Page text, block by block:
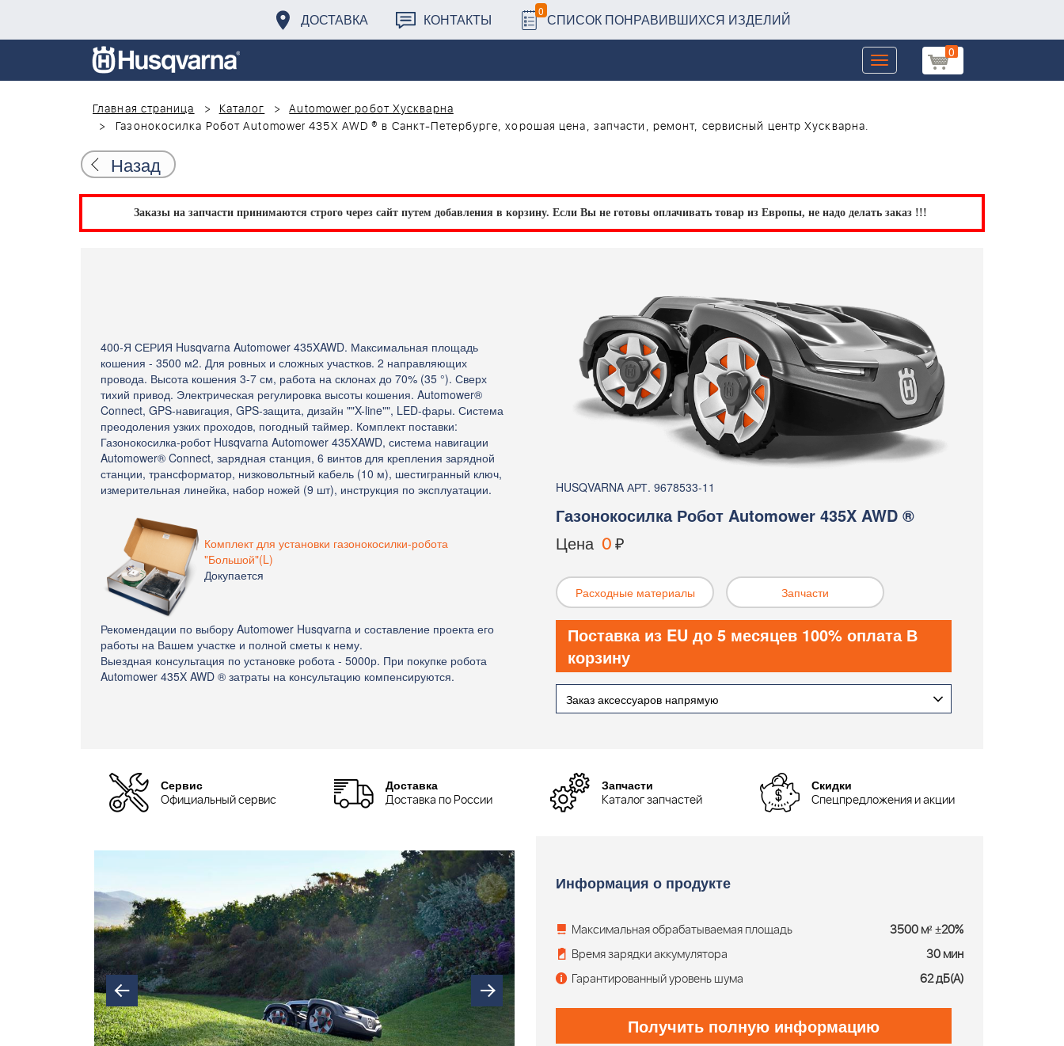
ДОСТАВКА КОНТАКТЫ 0 СПИСОК ПОНРАВИВШИХСЯ ИЗДЕЛИЙ
0
Toggle
navigation
Главная страница
Каталог
Automower робот Хускварна
Газонокосилка Робот Automower 435X AWD ® в Санкт-Петербурге, хорошая цена, запчасти, ремонт, сервисный центр Хускварна.
Назад
Заказы на запчасти принимаются строго через сайт путем добавления в корзину. Если Вы не готовы оплачивать товар из Европы, не надо делать заказ !!!
400-Я СЕРИЯ Husqvarna Automower 435XAWD. Максимальная площадь
кошения - 3500 м2. Для ровных и сложных участков. 2 направляющих
провода. Высота кошения 3-7 см, работа на склонах до 70% (35 °). Сверх
тихий привод. Электрическая регулировка высоты кошения. Automower®
Connect, GPS-навигация, GPS-защита, дизайн ""X-line"", LED-фары. Система
преодоления узких проходов, погодный таймер. Комплект поставки:
Газонокосилка-робот Husqvarna Automower 435XAWD, система навигации
Automower® Connect, зарядная станция, 6 винтов для крепления зарядной
станции, трансформатор, низковольтный кабель (10 м), шестигранный ключ,
измерительная линейка, набор ножей (9 шт), инструкция по эксплуатации.
Комплект для установки газонокосилки-робота
"Большой"(L)
Докупается
Рекомендации по выбору Automower Husqvarna и составление проекта его
работы на Вашем участке и полной сметы к нему.
Выездная консультация по установке робота - 5000р. При покупке робота
Automower 435X AWD ® затраты на консультацию компенсируются.
HUSQVARNA АРТ. 9678533-11
Газонокосилка Робот Automower 435X AWD ®
Цена 0₽
Расходные материалы Запчасти
Поставка из EU до 5 месяцев 100% оплата В
корзину
Заказ аксессуаров напрямую
Сервис
Официальный сервис
Доставка
Доставка по России
Запчасти
Каталог запчастей
Скидки
Спецпредложения и акции
Информация о продукте
Максимальная обрабатываемая площадь
3500 м² ±20%
Время зарядки аккумулятора
30 мин
Гарантированный уровень шума
62 дБ(А)
Получить полную информацию